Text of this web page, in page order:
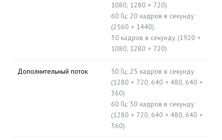
1080, 1280 × 720)
60 Гц: 20 кадров в секунду
(2560 × 1440)
30 кадров в секунду (1920 ×
1080, 1280 × 720)
Дополнительный поток
50 Гц: 25 кадров в секунду
(1280 × 720, 640 × 480, 640 ×
360)
60 Гц: 30 кадров в секунду
(1280 × 720, 640 × 480, 640 ×
360)